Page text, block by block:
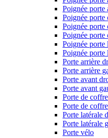
Poignée porte
Poignée porte
Poignée
Poignée porte
Poignée porte
Poignée porte
Porte arrière
Porte arrière
Porte avant
Porte avant
Porte de
Porte de
Porte latérale
Porte latérale
Porte vélo